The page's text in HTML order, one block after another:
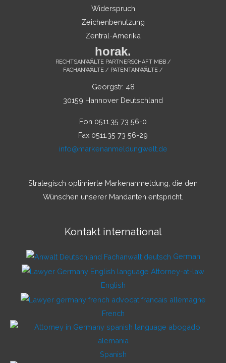
Widerspruch
Zeichenbenutzung
Zentral-Amerika
horak.
RECHTSANWÄLTE PARTNERSCHAFT MBB /
FACHANWÄLTE / PATENTANWÄLTE /
Georgstr. 48
30159 Hannover Deutschland
Fon 0511.35 73 56-0
Fax 0511.35 73 56-29
info@markenanmeldungwelt.de
Strategisch optimierte Markenanmeldung, die den
Wünschen unserer Mandanten entspricht.
Kontakt international
German
English
French
Spanish